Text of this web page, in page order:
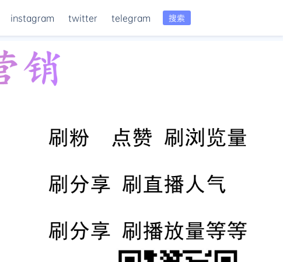
搜索
instagram twitter telegram